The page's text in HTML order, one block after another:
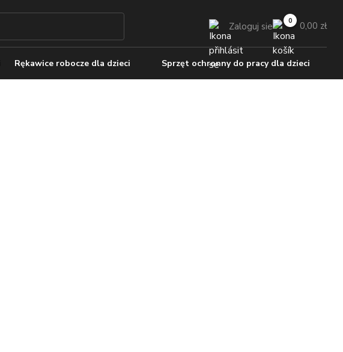
Zaloguj sie 0,00 zł
Rękawice robocze dla dzieci Sprzęt ochronny do pracy dla dzieci